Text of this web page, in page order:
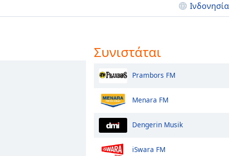
Ινδονησία
Συνιστάται
Prambors FM
Menara FM
Dengerin Musik
iSwara FM